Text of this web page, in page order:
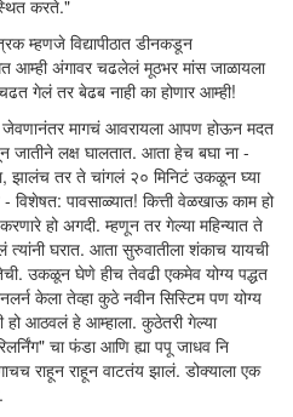
करते."
म्हणजे विद्यापीठात डीनकडून
आम्ही अंगावर चढलेलं मूठभर मांस जाळायला
गेलं तर बेढब नाही का होणार आम्ही!
जेवणानंतर मागचं आवरायला आपण होऊन मदत
जातीने लक्ष घालतात. आता हेच बघा ना -
झालंच तर ते चांगलं २० मिनिटं उकळून घ्या
पावसाळ्यात! कित्ती वेळखाऊ काम हो
हो अगदी. म्हणून तर गेल्या महिन्यात ते
घरात. आता सुरुवातीला शंकाच यायची
उकळून घेणे हीच तेवढी एकमेव योग्य पद्धत
केला तेव्हा कुठे नवीन सिस्टिम पण योग्य
हो आठवलं हे आम्हाला. कुठेतरी गेल्या
चा फंडा आणि ह्या पपू जाधव नि
राहून राहून वाटतंय झालं. डोक्याला एक